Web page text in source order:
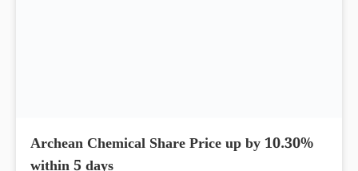
Archean Chemical Share Price up by 10.30%